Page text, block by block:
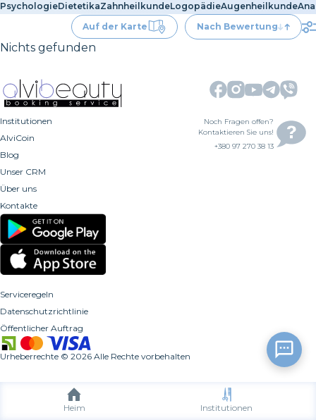
Heim Institutionen
PsychologieDietetikaZahnheilkundeLogopädieAugenheilkunde
Auf der Karte
Nach Bewertung
Nichts gefunden
Institutionen
AlviCoin
Blog
Unser CRM
Über uns
Kontakte
Noch Fragen offen?
Kontaktieren Sie uns!
+380 97 270 38 13
Serviceregeln
Datenschutzrichtlinie
Öffentlicher Auftrag
Urheberrechte © 2026 Alle Rechte vorbehalten